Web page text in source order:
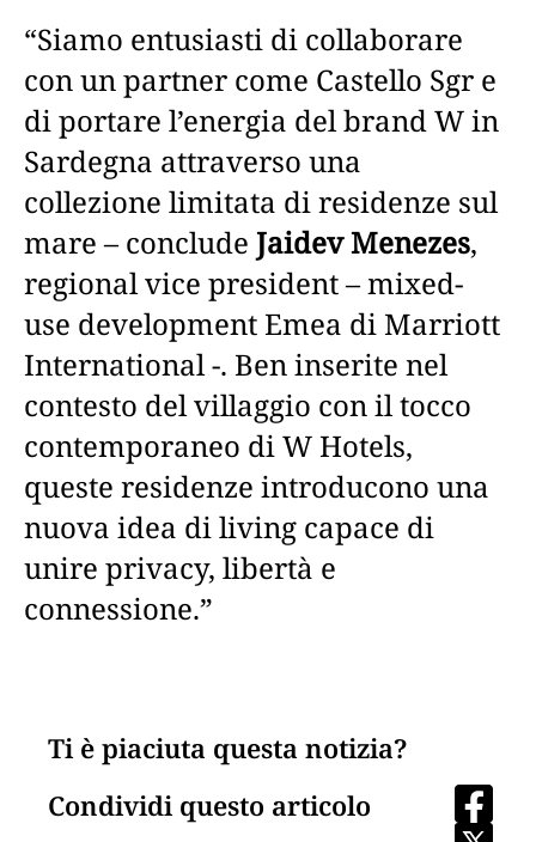
“Siamo entusiasti di collaborare
con un partner come Castello Sgr e
di portare l’energia del brand W in
Sardegna attraverso una
collezione limitata di residenze sul
mare – conclude Jaidev Menezes,
regional vice president – mixed-
use development Emea di Marriott
International -. Ben inserite nel
contesto del villaggio con il tocco
contemporaneo di W Hotels,
queste residenze introducono una
nuova idea di living capace di
unire privacy, libertà e
connessione.”
Ti è piaciuta questa notizia?
Condividi questo articolo